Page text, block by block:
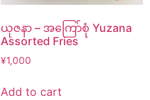
ယုဇနာ – အကြော်စုံ Yuzana
Assorted Fries
¥1,000
Add to cart